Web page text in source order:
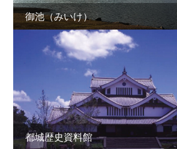
御池（みいけ）
都城歴史資料館